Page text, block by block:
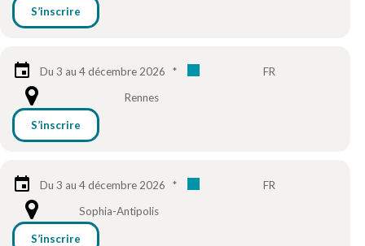
S’inscrire
Du 3 au 4 décembre 2026 *
FR
Rennes
S’inscrire
Du 3 au 4 décembre 2026 *
FR
Sophia-Antipolis
S’inscrire